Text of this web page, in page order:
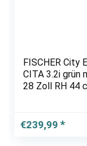
FISCHER City
CITA 3.2i grün
28 Zoll RH 44
€239,99